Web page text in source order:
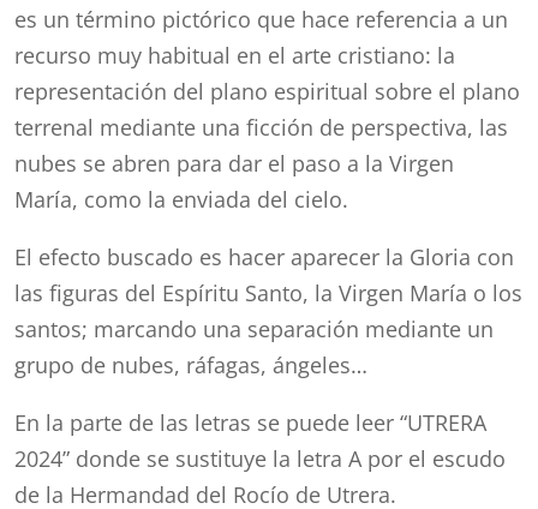
es un término pictórico que hace referencia a un
recurso muy habitual en el arte cristiano: la
representación del plano espiritual sobre el plano
terrenal mediante una ficción de perspectiva, las
nubes se abren para dar el paso a la Virgen
María, como la enviada del cielo.
El efecto buscado es hacer aparecer la Gloria con
las figuras del Espíritu Santo, la Virgen María o los
santos; marcando una separación mediante un
grupo de nubes, ráfagas, ángeles…
En la parte de las letras se puede leer “UTRERA
2024” donde se sustituye la letra A por el escudo
de la Hermandad del Rocío de Utrera.